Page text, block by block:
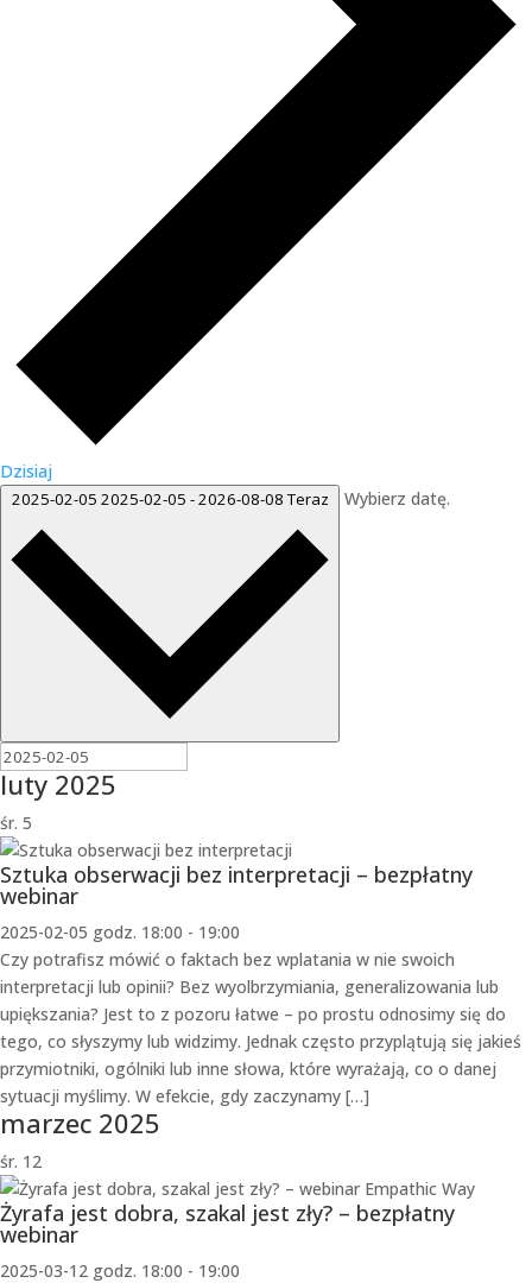
Dzisiaj
2025-02-05 2025-02-05 -2026-08-08Teraz Wybierz datę.
luty 2025
śr. 5
Sztuka obserwacji bez interpretacji – bezpłatny
webinar
2025-02-05 godz. 18:00 - 19:00
Czy potrafisz mówić o faktach bez wplatania w nie swoich
interpretacji lub opinii? Bez wyolbrzymiania, generalizowania lub
upiększania? Jest to z pozoru łatwe – po prostu odnosimy się do
tego, co słyszymy lub widzimy. Jednak często przyplątują się jakieś
przymiotniki, ogólniki lub inne słowa, które wyrażają, co o danej
sytuacji myślimy. W efekcie, gdy zaczynamy […]
marzec 2025
śr. 12
Żyrafa jest dobra, szakal jest zły? – bezpłatny
webinar
2025-03-12 godz. 18:00 - 19:00